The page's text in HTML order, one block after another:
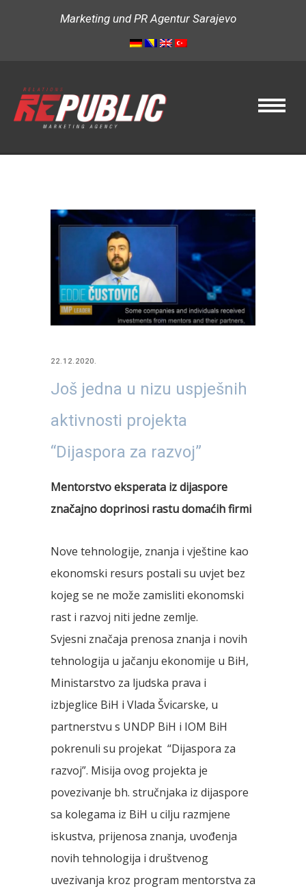
Marketing und PR Agentur Sarajevo
22.12.2020.
Još jedna u nizu uspješnih
aktivnosti projekta
“Dijaspora za razvoj”
Mentorstvo eksperata iz dijaspore
značajno doprinosi rastu domaćih firmi
Nove tehnologije, znanja i vještine kao
ekonomski resurs postali su uvjet bez
kojeg se ne može zamisliti ekonomski
rast i razvoj niti jedne zemlje.
Svjesni značaja prenosa znanja i novih
tehnologija u jačanju ekonomije u BiH,
Ministarstvo za ljudska prava i
izbjeglice BiH i Vlada Švicarske, u
partnerstvu s UNDP BiH i IOM BiH
pokrenuli su projekat “Dijaspora za
razvoj”. Misija ovog projekta je
povezivanje bh. stručnjaka iz dijaspore
sa kolegama iz BiH u cilju razmjene
iskustva, prijenosa znanja, uvođenja
novih tehnologija i društvenog
uvezivanja kroz program mentorstva za